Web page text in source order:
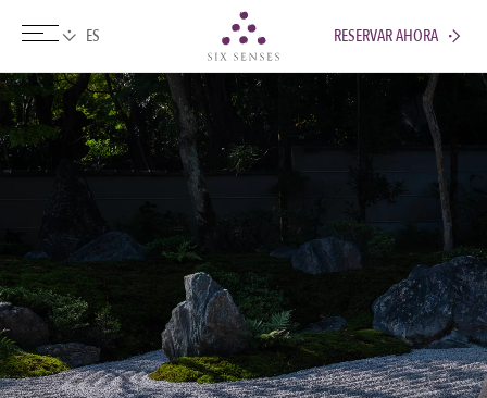
Six sensesRESERVAR AHORA